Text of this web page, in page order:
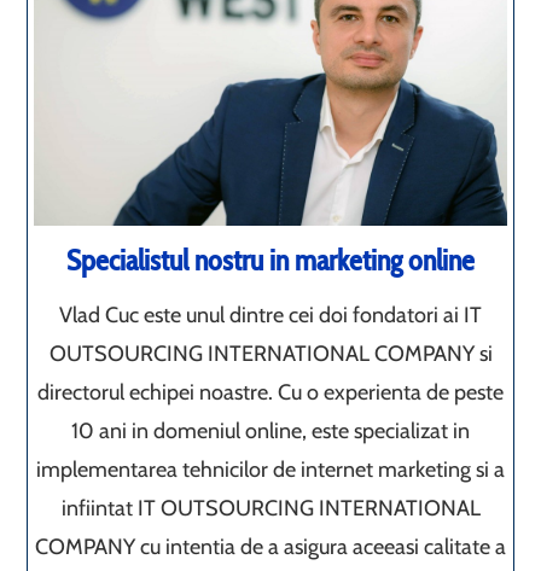
Specialistul nostru in marketing online
Vlad Cuc este unul dintre cei doi fondatori ai IT
OUTSOURCING INTERNATIONAL COMPANY si
directorul echipei noastre. Cu o experienta de peste
10 ani in domeniul online, este specializat in
implementarea tehnicilor de internet marketing si a
infiintat IT OUTSOURCING INTERNATIONAL
COMPANY cu intentia de a asigura aceeasi calitate a